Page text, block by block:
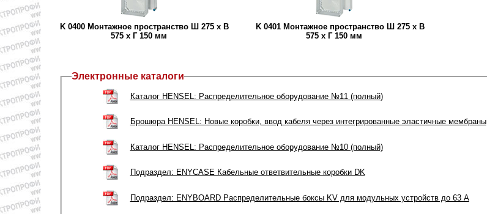
K 0400 Монтажное пространство Ш 275 x В
575 x Г 150 мм
K 0401 Монтажное пространство Ш 275 x В
575 x Г 150 мм
Электронные каталоги
Каталог HENSEL: Распределительное оборудование №11 (полный)
Брошюра HENSEL: Новые коробки, ввод кабеля через интегрированные эластичные мембраны
Каталог HENSEL: Распределительное оборудование №10 (полный)
Подраздел: ENYCASE Кабельные ответвительные коробки DK
Подраздел: ENYBOARD Распределительные боксы KV для модульных устройств до 63 A